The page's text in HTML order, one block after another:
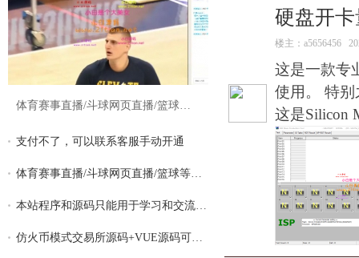
硬盘开
楼主： a5656456
这是一款专
使用。 特
这是Silicon
支付不了，可以联系客服手动开通